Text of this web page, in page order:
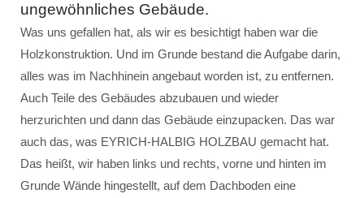
ungewöhnliches Gebäude.
Was uns gefallen hat, als wir es besichtigt haben war die
Holzkonstruktion. Und im Grunde bestand die Aufgabe darin,
alles was im Nachhinein angebaut worden ist, zu entfernen.
Auch Teile des Gebäudes abzubauen und wieder
herzurichten und dann das Gebäude einzupacken. Das war
auch das, was EYRICH-HALBIG HOLZBAU gemacht hat.
Das heißt, wir haben links und rechts, vorne und hinten im
Grunde Wände hingestellt, auf dem Dachboden eine